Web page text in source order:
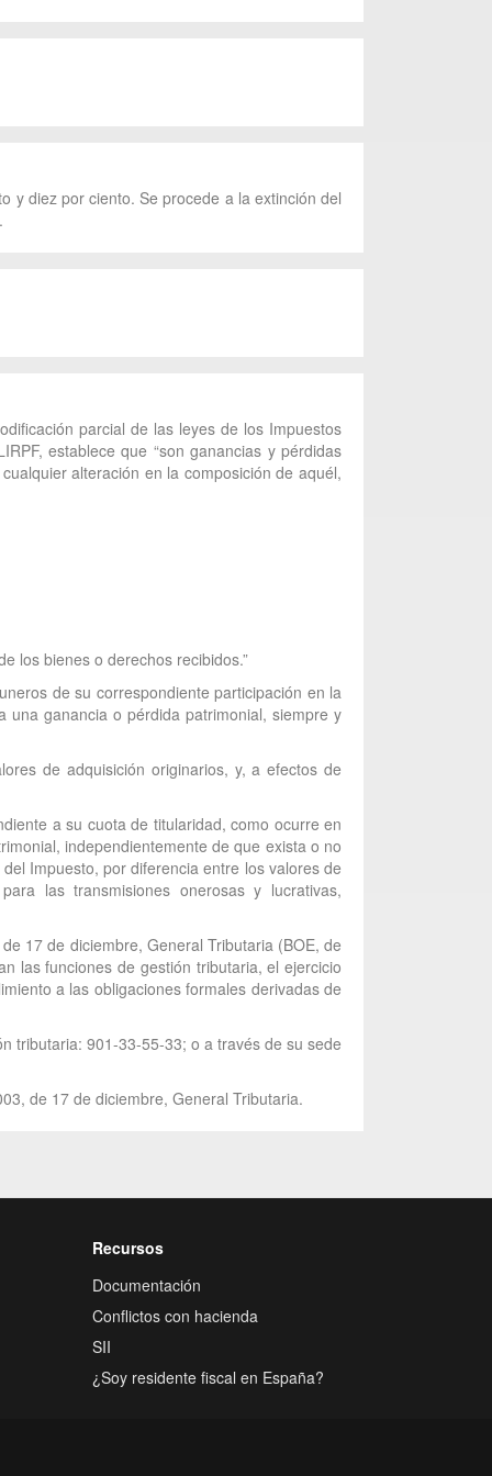
y diez por ciento. Se procede a la extinción del
parcial de las leyes de los Impuestos
establece que “son ganancias y pérdidas
alteración en la composición de aquél,
los bienes o derechos recibidos.”
de su correspondiente participación en la
una ganancia o pérdida patrimonial, siempre y
de adquisición originarios, y, a efectos de
a su cuota de titularidad, como ocurre en
independientemente de que exista o no
Impuesto, por diferencia entre los valores de
las transmisiones onerosas y lucrativas,
17 de diciembre, General Tributaria (BOE, de
las funciones de gestión tributaria, el ejercicio
a las obligaciones formales derivadas de
tributaria: 901-33-55-33; o a través de su sede
de 17 de diciembre, General Tributaria.
Recursos
Documentación
Conflictos con hacienda
SII
¿Soy residente fiscal en España?